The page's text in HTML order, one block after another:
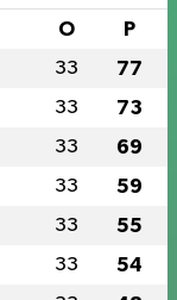
O P
33 77
33 73
33 69
33 59
33 55
33 54